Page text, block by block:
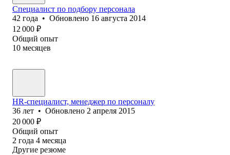
Специалист по подбору персонала
42 года • Обновлено 16 августа 2014
12 000 ₽
Общий опыт
10 месяцев
HR-специалист, менеджер по персоналу
36 лет • Обновлено 2 апреля 2015
20 000 ₽
Общий опыт
2 года 4 месяца
Другие резюме